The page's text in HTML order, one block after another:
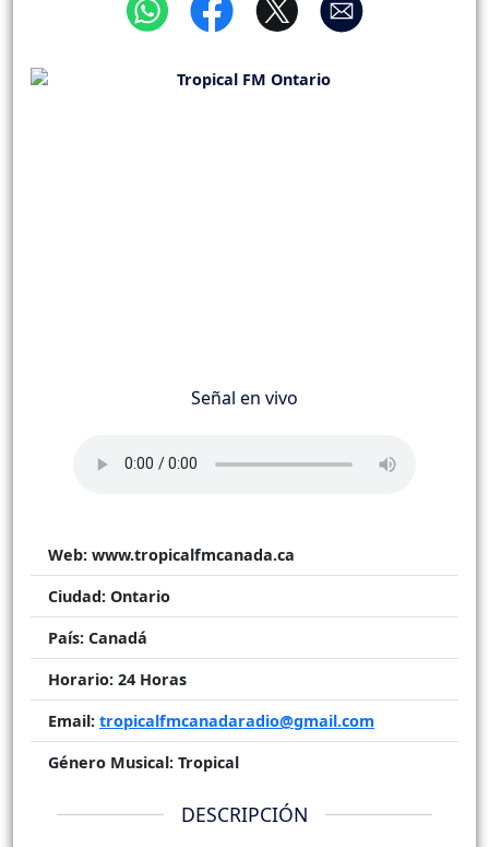
Señal en vivo
Web: www.tropicalfmcanada.ca
Ciudad: Ontario
País: Canadá
Horario: 24 Horas
Email: tropicalfmcanadaradio@gmail.com
Género Musical: Tropical
DESCRIPCIÓN